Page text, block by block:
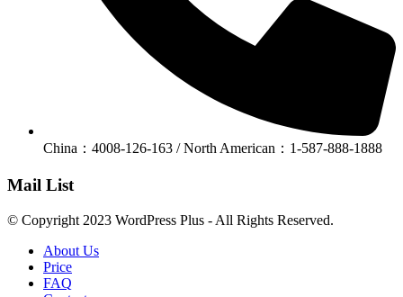
China：4008-126-163 / North American：1-587-888-1888
Mail List
© Copyright 2023 WordPress Plus - All Rights Reserved.
About Us
Price
FAQ